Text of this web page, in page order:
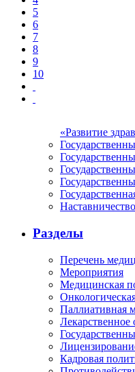
5
6
7
8
9
10
«Развитие
Наставничество
Разделы
Перечень
Мероприятия
Медицинская
Паллиативная
Лекарственное
Кадровая